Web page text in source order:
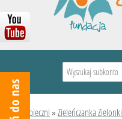
Podopieczni»Zieleńczanka Zielonki